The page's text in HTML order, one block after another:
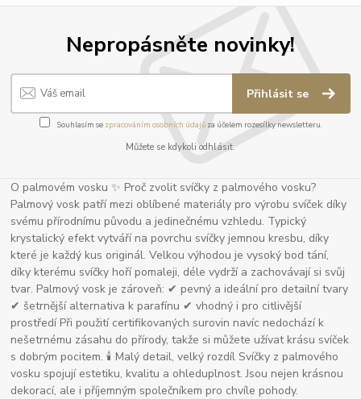
Nepropásněte novinky!
Přihlásit se
Souhlasím se zpracováním osobních údajůza účelem rozesílky newsletteru.
Můžete se kdykoli odhlásit.
O palmovém vosku ✨ Proč zvolit svíčky z palmového vosku?
Palmový vosk patří mezi oblíbené materiály pro výrobu svíček díky
svému přírodnímu původu a jedinečnému vzhledu. Typický
krystalický efekt vytváří na povrchu svíčky jemnou kresbu, díky
které je každý kus originál. Velkou výhodou je vysoký bod tání,
díky kterému svíčky hoří pomaleji, déle vydrží a zachovávají si svůj
tvar. Palmový vosk je zároveň: ✔ pevný a ideální pro detailní tvary
✔ šetrnější alternativa k parafínu ✔ vhodný i pro citlivější
prostředí Při použití certifikovaných surovin navíc nedochází k
nešetrnému zásahu do přírody, takže si můžete užívat krásu svíček
s dobrým pocitem. 🕯 Malý detail, velký rozdíl Svíčky z palmového
vosku spojují estetiku, kvalitu a ohleduplnost. Jsou nejen krásnou
dekorací, ale i příjemným společníkem pro chvíle pohody.